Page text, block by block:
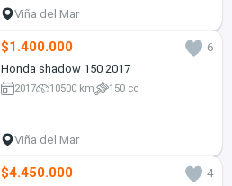
Viña del Mar
$1.400.000
6
Honda shadow 150 2017
2017 10500 km 150 cc
Viña del Mar
$4.450.000
4